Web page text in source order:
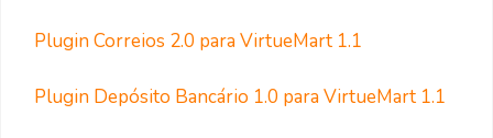
Plugin Correios 2.0 para VirtueMart 1.1
Plugin Depósito Bancário 1.0 para VirtueMart 1.1